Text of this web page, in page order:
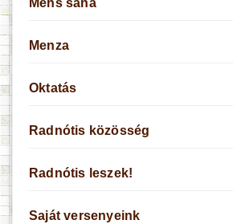
Mens sana
Menza
Oktatás
Radnótis közösség
Radnótis leszek!
Saját versenyeink